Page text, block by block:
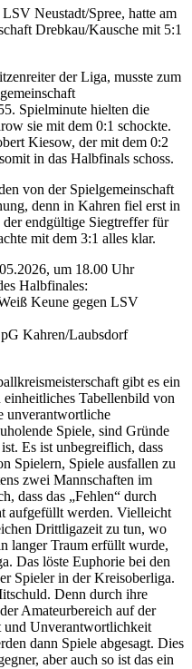
Neustadt/Spree, hatte am
Drebkau/Kausche mit 5:1
der Liga, musste zum
Spielminute hielten die
sie mit dem 0:1 schockte.
Kiesow, der mit dem 0:2
in das Halbfinals schoss.
von der Spielgemeinschaft
denn in Kahren fiel erst in
endgültige Siegtreffer für
mit dem 3:1 alles klar.
um 18.00 Uhr
Halbfinales:
Keune gegen LSV
Kahren/Laubsdorf
gibt es ein
Tabellenbild von
unverantwortliche
Spiele, sind Gründe
Es ist unbegreiflich, dass
Spielern, Spiele ausfallen zu
zwei Mannschaften im
dass das „Fehlen“ durch
aufgefüllt werden. Vielleicht
Drittligazeit zu tun, wo
langer Traum erfüllt wurde,
Das löste Euphorie bei den
Spieler in der Kreisoberliga.
Denn durch ihre
Amateurbereich auf der
und Unverantwortlichkeit
dann Spiele abgesagt. Dies
aber auch so ist das ein